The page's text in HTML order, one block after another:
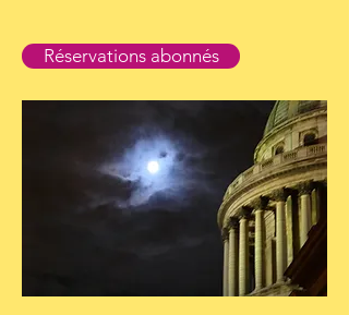
Réservations abonnés